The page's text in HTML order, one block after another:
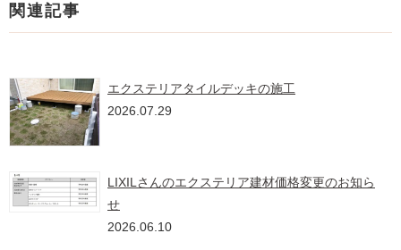
関連記事
エクステリアタイルデッキの施工
2026.07.29
LIXILさんのエクステリア建材価格変更のお知ら
せ
2026.06.10